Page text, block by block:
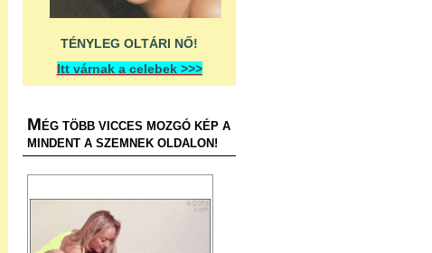
TÉNYLEG OLTÁRI NŐ!
Itt várnak a celebek >>>
M ÉG TÖBB VICCES MOZGÓ KÉP A
MINDENT A SZEMNEK OLDALON!